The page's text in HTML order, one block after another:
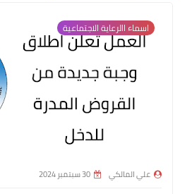
اسماء االرعاية الاجتماعية
علي المالكي 30 سبتمبر 2024